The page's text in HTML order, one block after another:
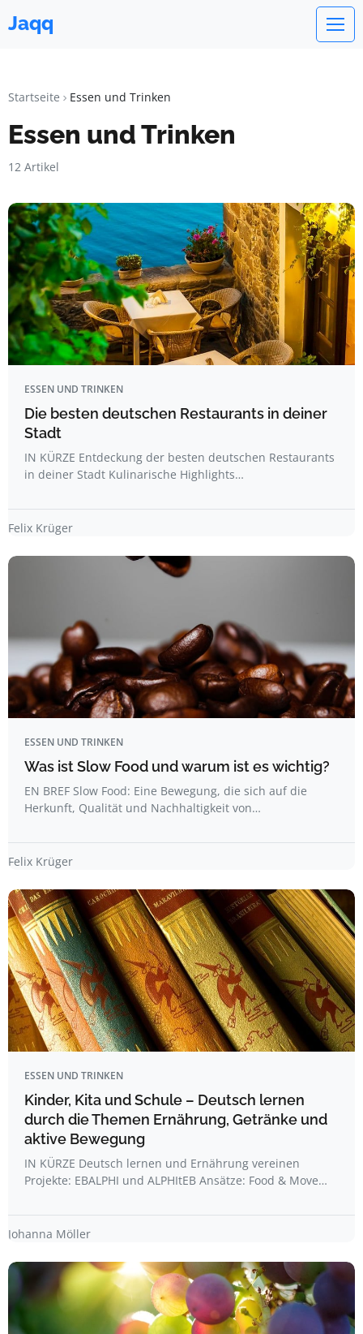
Jaqq
Startseite Essen und Trinken
Essen und Trinken
12 Artikel
ESSEN UND TRINKEN
Die besten deutschen Restaurants in deiner
Stadt
IN KÜRZE Entdeckung der besten deutschen Restaurants
in deiner Stadt Kulinarische Highlights…
Felix Krüger
ESSEN UND TRINKEN
Was ist Slow Food und warum ist es wichtig?
EN BREF Slow Food: Eine Bewegung, die sich auf die
Herkunft, Qualität und Nachhaltigkeit von…
Felix Krüger
ESSEN UND TRINKEN
Kinder, Kita und Schule – Deutsch lernen
durch die Themen Ernährung, Getränke und
aktive Bewegung
IN KÜRZE Deutsch lernen und Ernährung vereinen
Projekte: EBALPHI und ALPHItEB Ansätze: Food & Move…
Johanna Möller